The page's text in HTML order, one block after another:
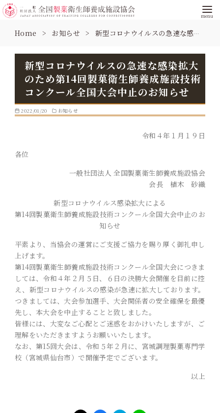
Home お知らせ 新型コロナウイルスの急速な感染拡大のため第14回製菓衛生師養成施設技術コンクール全国大会中止のお知らせ
新型コロナウイルスの急速な感染拡大
のため第14回製菓衛生師養成施設技術
コンクール全国大会中止のお知らせ
2022/01/20 お知らせ
令和４年１月１９日
各位
一般社団法人 全国製菓衛生師養成施設協会
会長 植木 砂織
新型コロナウイルス感染拡大による
第14回製菓衛生師養成施設技術コンクール全国大会中止のお
知らせ
平素より、当協会の運営にご支援ご協力を賜り厚く御礼申し
上げます。
第14回製菓衛生師養成施設技術コンクール全国大会につきま
しては、令和４年２月５日、６日の決勝大会開催を目前に控
え、新型コロナウイルスの感染が急速に拡大しております。
つきましては、大会参加選手、大会関係者の安全確保を最優
先し、本大会を中止することと致しました。
皆様には、大変なご心配とご迷惑をおかけいたしますが、ご
理解をいただきますようお願いいたします。
なお、第15回大会は、令和５年２月に、宮城調理製菓専門学
校（宮城県仙台市）で開催予定でございます。
以上